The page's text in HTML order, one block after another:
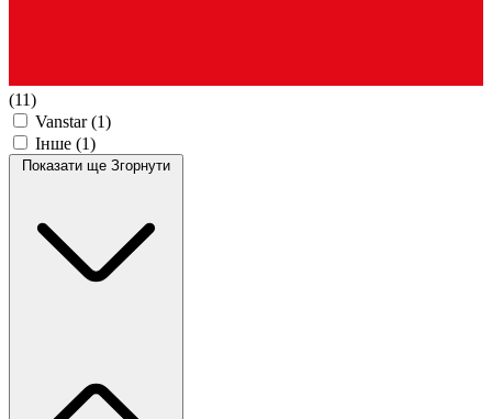
(11)
Vanstar(1)
Інше (1)
Показати ще Згорнути